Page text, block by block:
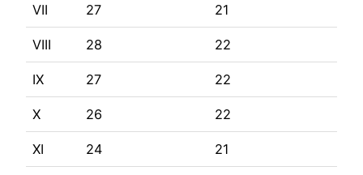
VII 27 21
VIII 28 22
IX 27 22
X 26 22
XI 24 21